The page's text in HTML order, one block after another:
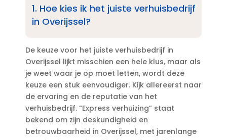
1.​ Hoe kies ik het juiste verhuisbedrijf
in Overijssel?
De keuze voor het juiste verhuisbedrijf in
Overijssel lijkt misschien een hele klus, maar als
je weet waar je op moet letten, wordt deze
keuze een stuk eenvoudiger.​ Kijk allereerst naar
de ervaring en de reputatie van het
verhuisbedrijf.​ “Express verhuizing” staat
bekend om zijn deskundigheid en
betrouwbaarheid in Overijssel, met jarenlange